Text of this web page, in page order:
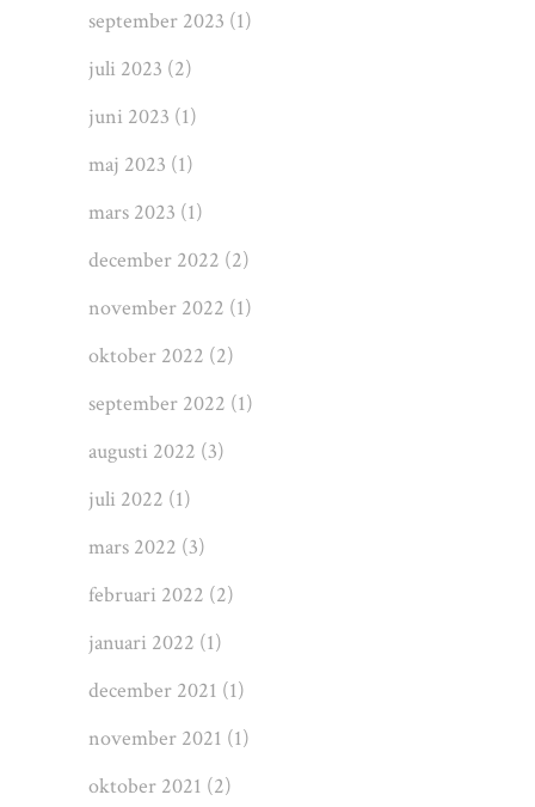
september 2023 (1)
juli 2023 (2)
juni 2023 (1)
maj 2023 (1)
mars 2023 (1)
december 2022 (2)
november 2022 (1)
oktober 2022 (2)
september 2022 (1)
augusti 2022 (3)
juli 2022 (1)
mars 2022 (3)
februari 2022 (2)
januari 2022 (1)
december 2021 (1)
november 2021 (1)
oktober 2021 (2)